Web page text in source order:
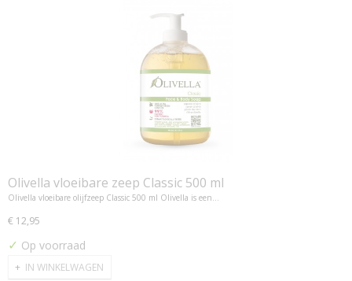
Olivella vloeibare zeep Classic 500 ml
Olivella vloeibare olijfzeep Classic 500 ml Olivella is een…
€ 12,95
✓ Op voorraad
IN WINKELWAGEN